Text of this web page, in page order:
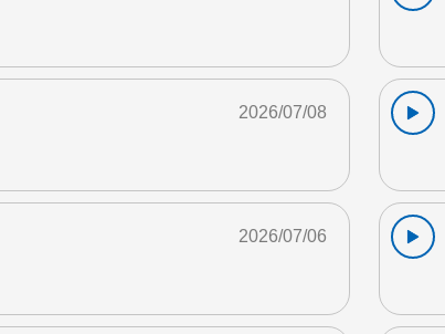
2026/07/08
2026/07/06